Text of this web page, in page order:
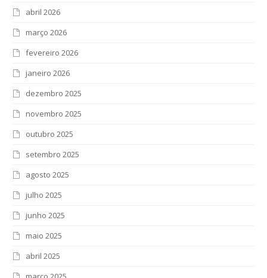
abril 2026
março 2026
fevereiro 2026
janeiro 2026
dezembro 2025
novembro 2025
outubro 2025
setembro 2025
agosto 2025
julho 2025
junho 2025
maio 2025
abril 2025